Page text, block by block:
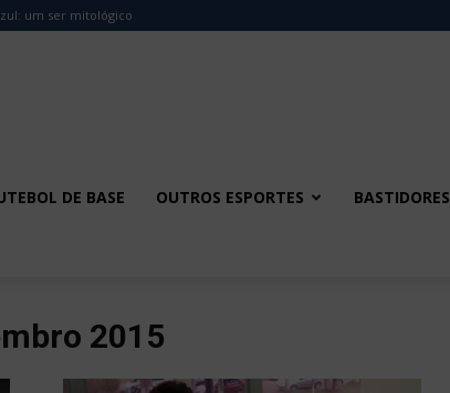
um ser mitológico
DE BASE OUTROS ESPORTES BASTIDORES
2015